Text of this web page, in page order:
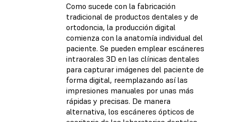
Como sucede con la fabricación
tradicional de productos dentales y de
ortodoncia, la producción digital
comienza con la anatomía individual del
paciente. Se pueden emplear escáneres
intraorales 3D en las clínicas dentales
para capturar imágenes del paciente de
forma digital, reemplazando así las
impresiones manuales por unas más
rápidas y precisas. De manera
alternativa, los escáneres ópticos de